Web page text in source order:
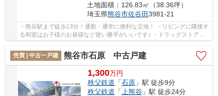
土地面積：126.83㎡（38.36坪）
埼玉県熊谷市佐谷田3981-21
・熊谷駅まで徒歩13分！通勤・通学に便利な立地！ ・リビングに隣接す
る和室はお子様のお昼寝など使い勝手がいいです♪ ・ドラッグストア・
売買 | 中古一戸建
熊谷市石原 中古戸建
1,300万円
秩父鉄道 「石原」駅 徒歩9分
秩父鉄道 「 上熊谷」駅 徒歩24分